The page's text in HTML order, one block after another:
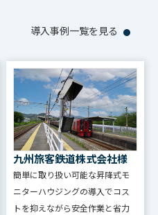
導入事例一覧を見る
九州旅客鉄道株式会社様
簡単に取り扱い可能な昇降式モ
ニターハウジングの導入でコス
トを抑えながら安全作業と省力